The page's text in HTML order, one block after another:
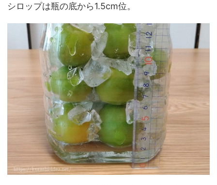
シロップは瓶の底から1.5cm位。